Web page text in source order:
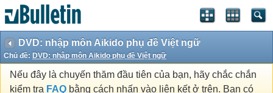
DVD: nhập môn Aikido phụ đề Việt ngữ
Chủ đề: DVD: nhập môn Aikido phụ đề Việt ngữ
Nếu đây là chuyến thăm đầu tiên của bạn, hãy chắc chắn
kiểm tra FAQ bằng cách nhấn vào liên kết ở trên. Bạn có